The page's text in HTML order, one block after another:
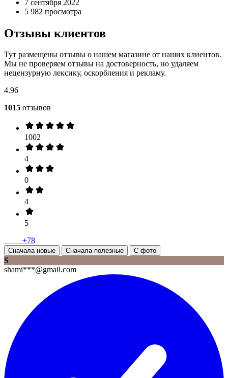
7 сентября 2022
5 982 просмотра
Отзывы клиентов
Тут размещены отзывы о нашем магазине от наших клиентов.
Мы не проверяем отзывы на достоверность, но удаляем
нецензурную лексику, оскорбления и рекламу.
4.96
1015 отзывов
1002
4
0
4
5
+78
Сначала новые Сначала полезные С фото
S
shami***@gmail.com